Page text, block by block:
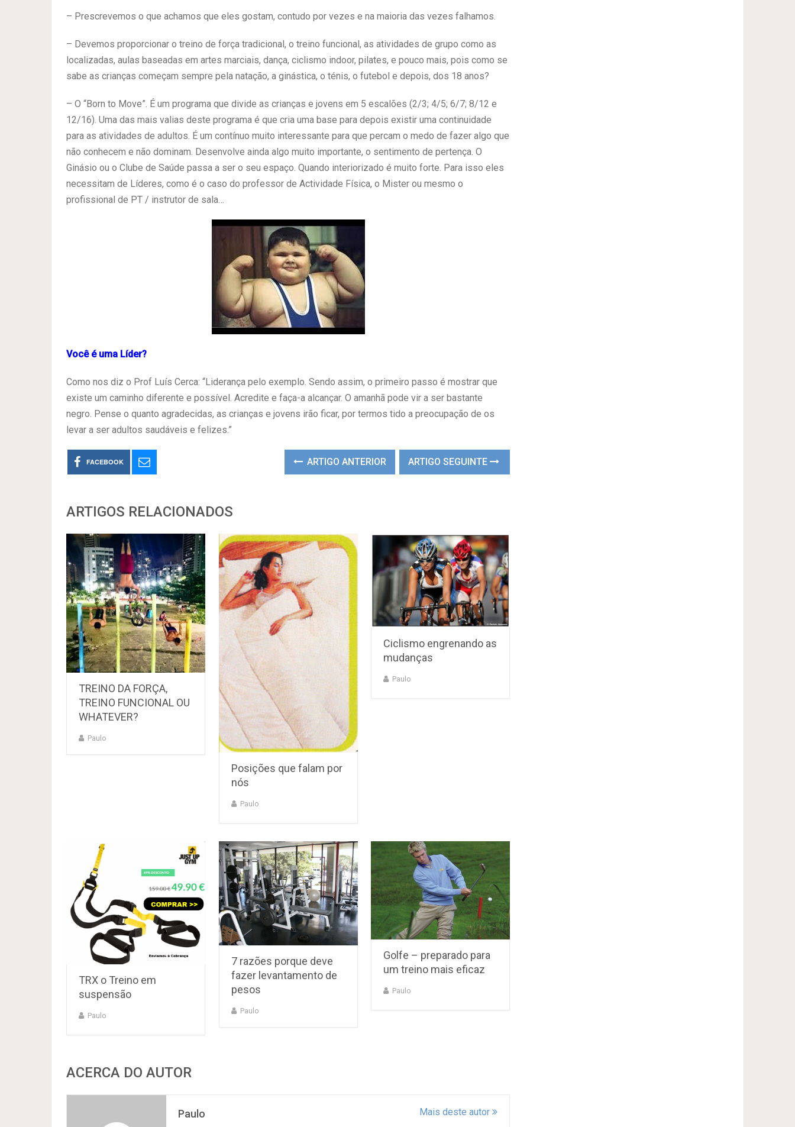
– Prescrevemos o que achamos que eles gostam, contudo por vezes e na maioria das vezes falhamos.
– Devemos proporcionar o treino de força tradicional, o treino funcional, as atividades de grupo como as
localizadas, aulas baseadas em artes marciais, dança, ciclismo indoor, pilates, e pouco mais, pois como se
sabe as crianças começam sempre pela natação, a ginástica, o ténis, o futebol e depois, dos 18 anos?
– O “Born to Move”. É um programa que divide as crianças e jovens em 5 escalões (2/3; 4/5; 6/7; 8/12 e
12/16). Uma das mais valias deste programa é que cria uma base para depois existir uma continuidade
para as atividades de adultos. É um contínuo muito interessante para que percam o medo de fazer algo que
não conhecem e não dominam. Desenvolve ainda algo muito importante, o sentimento de pertença. O
Ginásio ou o Clube de Saúde passa a ser o seu espaço. Quando interiorizado é muito forte. Para isso eles
necessitam de Líderes, como é o caso do professor de Actividade Física, o Mister ou mesmo o
profissional de PT / instrutor de sala…
Você é uma Líder?
Como nos diz o Prof Luís Cerca: “Liderança pelo exemplo. Sendo assim, o primeiro passo é mostrar que
existe um caminho diferente e possível. Acredite e faça-a alcançar. O amanhã pode vir a ser bastante
negro. Pense o quanto agradecidas, as crianças e jovens irão ficar, por termos tido a preocupação de os
levar a ser adultos saudáveis e felizes.”
FACEBOOK ARTIGO ANTERIOR ARTIGO SEGUINTE
ARTIGOS RELACIONADOS
TREINO DA FORÇA,
TREINO FUNCIONAL OU
WHATEVER?
Paulo
Posições que falam por
nós
Paulo
Ciclismo engrenando as
mudanças
Paulo
TRX o Treino em
suspensão
Paulo
7 razões porque deve
fazer levantamento de
pesos
Paulo
Golfe – preparado para
um treino mais eficaz
Paulo
ACERCA DO AUTOR
Paulo Mais deste autor